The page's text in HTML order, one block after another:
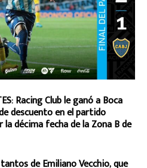
Racing Club le ganó a Boca
descuento en el partido
décima fecha de la Zona B de
de Emiliano Vecchio, que